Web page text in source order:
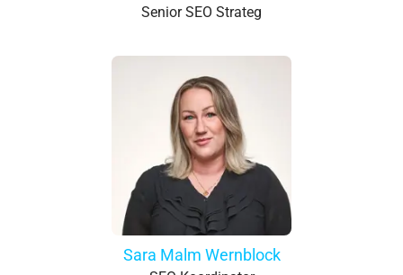
Senior SEO Strateg
Sara Malm Wernblock